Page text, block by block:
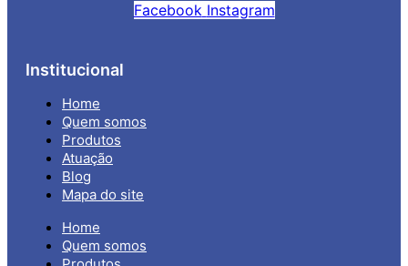
Facebook Instagram
Institucional
Home
Quem somos
Produtos
Atuação
Blog
Mapa do site
Home
Quem somos